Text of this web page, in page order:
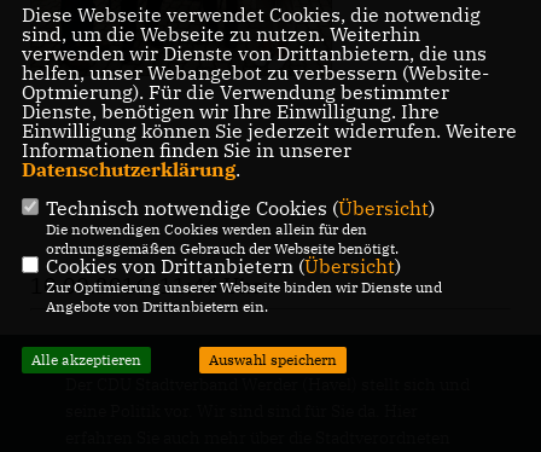
10.09.2016, 11:46 Uhr
Diese Webseite verwendet Cookies, die notwendig
sind, um die Webseite zu nutzen. Weiterhin
verwenden wir Dienste von Drittanbietern, die uns
helfen, unser Webangebot zu verbessern (Website-
Optmierung). Für die Verwendung bestimmter
Dienste, benötigen wir Ihre Einwilligung. Ihre
Einwilligung können Sie jederzeit widerrufen. Weitere
Informationen finden Sie in unserer
Datenschutzerklärung.
Technisch notwendige Cookies (Übersicht)
Die notwendigen Cookies werden allein für den
ordnungsgemäßen Gebrauch der Webseite benötigt.
Cookies von Drittanbietern (Übersicht)
Zur Optimierung unserer Webseite binden wir Dienste und
Angebote von Drittanbietern ein.
Alle akzeptieren Auswahl speichern